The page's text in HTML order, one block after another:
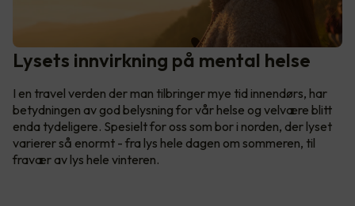
Lysets innvirkning på mental helse
I en travel verden der man tilbringer mye tid innendørs, har
betydningen av god belysning for vår helse og velvære blitt
enda tydeligere. Spesielt for oss som bor i norden, der lyset
varierer så enormt - fra lys hele dagen om sommeren, til
fravær av lys hele vinteren.